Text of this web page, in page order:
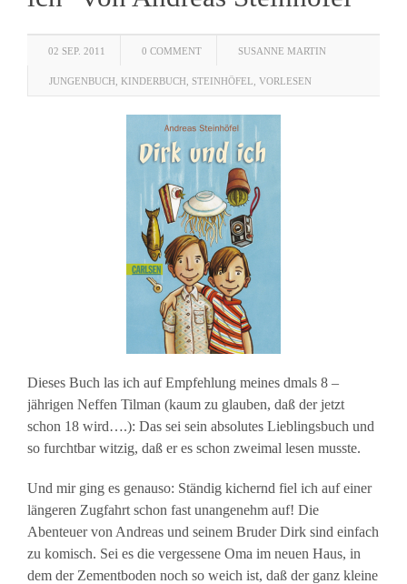
02 SEP. 2011 0 COMMENT SUSANNE MARTIN
JUNGENBUCH KINDERBUCH STEINHÖFEL VORLESEN
Dieses Buch las ich auf Empfehlung meines dmals 8 –
jährigen Neffen Tilman (kaum zu glauben, daß der jetzt
schon 18 wird….): Das sei sein absolutes Lieblingsbuch und
so furchtbar witzig, daß er es schon zweimal lesen musste.
Und mir ging es genauso: Ständig kichernd fiel ich auf einer
längeren Zugfahrt schon fast unangenehm auf! Die
Abenteuer von Andreas und seinem Bruder Dirk sind einfach
zu komisch. Sei es die vergessene Oma im neuen Haus, in
dem der Zementboden noch so weich ist, daß der ganz kleine